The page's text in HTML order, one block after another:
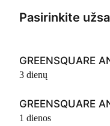
Pasirinkite
GREENSQUARE
3 dienų
GREENSQUARE
1 dienos